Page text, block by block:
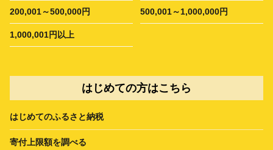
200,001～500,000円 500,001～1,000,000円
1,000,001円以上
はじめての方はこちら
はじめてのふるさと納税
寄付上限額を調べる